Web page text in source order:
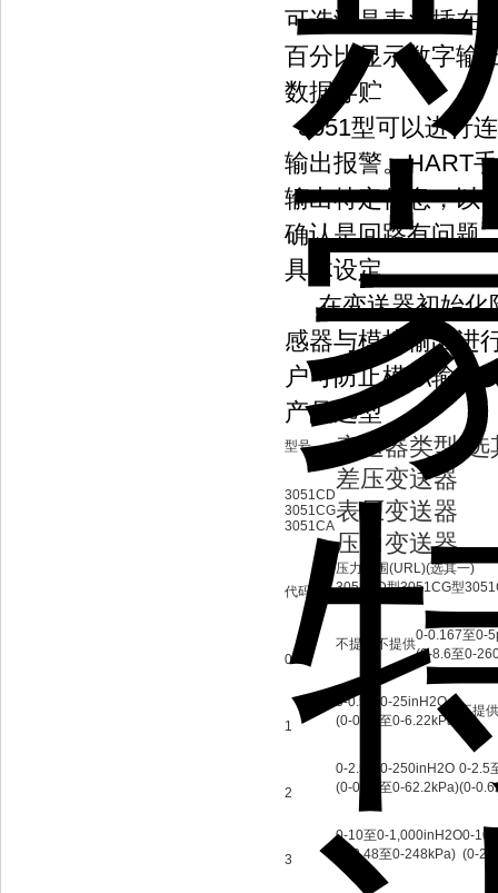
可选液晶表头插在
百分比显示数字输
数据存贮
3051型可以进行
输出报警。HART
输出特定信息，以
确认是回路有问题
具体设定
在变送器初始化
感器与模拟输出进
户可防止模拟输出
产品选型
型号 变送器类型(选
3051CD
3051CG
3051CA
差压变送器
表压变送器
压力变送器
代码
压力范围(URL)(选其一)
3051CD型3051CG型
0
不提供 不提供
0-0.167至0-
(0-8.6至0-
1
0-0.5至0-25inH2O
(0-0.12至0-6.22kPa)
不提供
2
0-2.5至0-250inH2O
(0-0.62至0-62.2kPa)
0-2.5
(0-
3
0-10至0-1,000inH2O
(0-2.48至0-248kPa)
0-10
(0-